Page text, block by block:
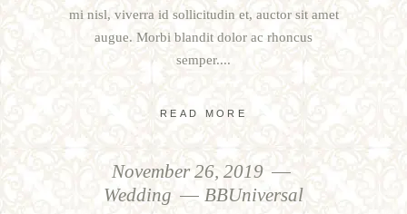
mi nisl, viverra id sollicitudin et, auctor sit amet
augue. Morbi blandit dolor ac rhoncus
semper.
READ MORE
November 26, 2019
Wedding
BBUniversal